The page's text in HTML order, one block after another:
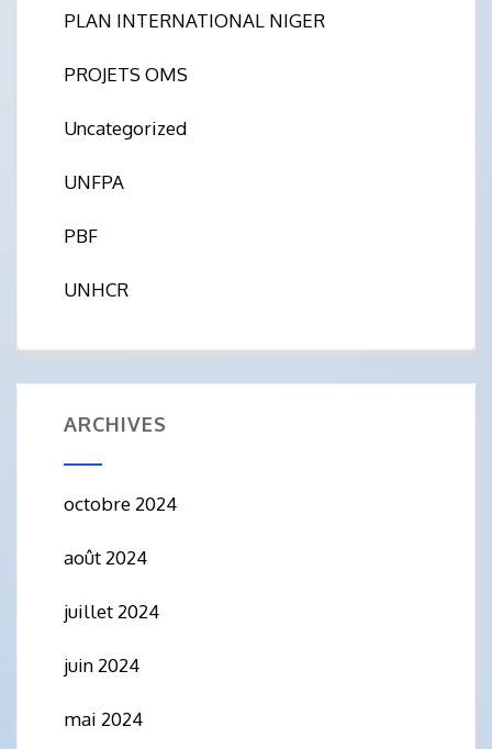
PLAN INTERNATIONAL NIGER
PROJETS OMS
Uncategorized
UNFPA
PBF
UNHCR
ARCHIVES
octobre 2024
août 2024
juillet 2024
juin 2024
mai 2024